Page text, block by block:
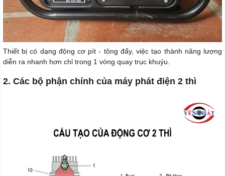
Thiết bị có dạng động cơ pít - tông đẩy, việc tạo thành năng lượng
diễn ra nhanh hơn chỉ trong 1 vòng quay trục khuỷu.
2. Các bộ phận chính của máy phát điện 2 thì